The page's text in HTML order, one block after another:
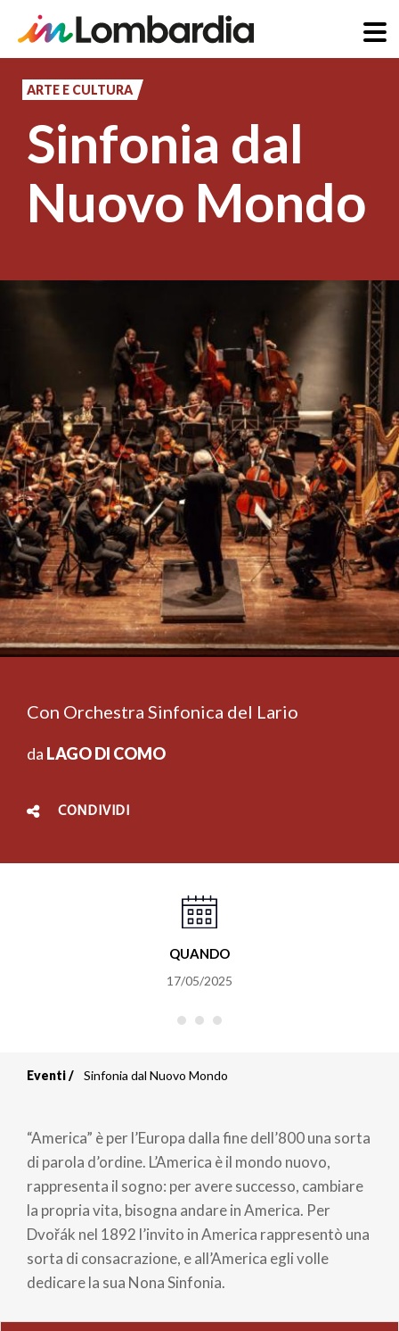
principale
ARTE E CULTURA
Sinfonia dal
Nuovo Mondo
Con Orchestra Sinfonica del Lario
da LAGO DI COMO
CONDIVIDI
QUANDO
17/05/2025
di
pane
Eventi Sinfonia dal Nuovo Mondo
“America” è per l’Europa dalla fine dell’800 una sorta
di parola d’ordine. L’America è il mondo nuovo,
rappresenta il sogno: per avere successo, cambiare
la propria vita, bisogna andare in America. Per
Dvořák nel 1892 l’invito in America rappresentò una
sorta di consacrazione, e all’America egli volle
dedicare la sua Nona Sinfonia.